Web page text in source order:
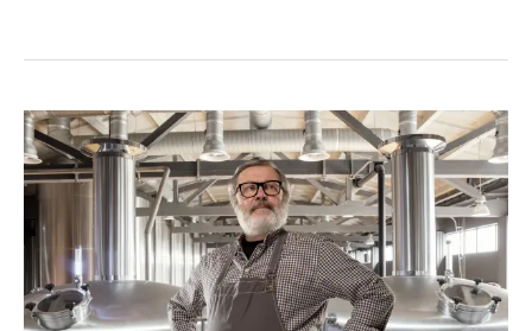
10
pasos
para
un
análisis
competitivo